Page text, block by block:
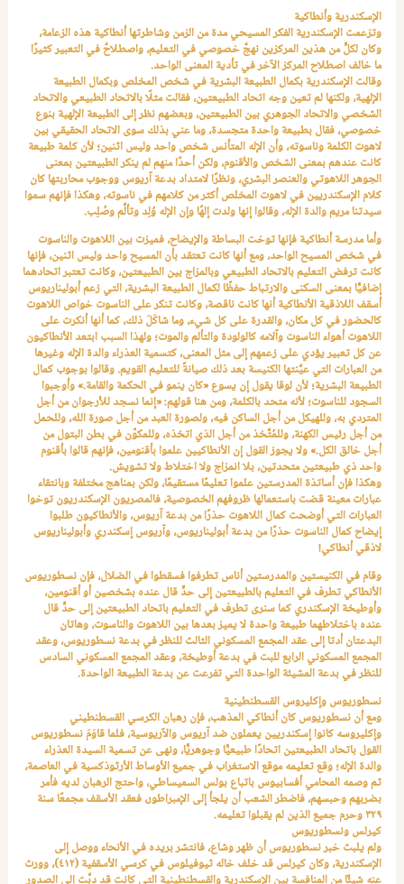
الإسكندرية وأنطاكية
وتزعمت الإسكندرية الفكر المسيحي مدة من الزمن وشاطرتها أنطاكية هذه الزعامة،
وكان لكلٍّ من هذين المركزين نهجٌ خصوصي في التعليم، واصطلاحٌ في التعبير كثيرًا
ما خالف اصطلاح المركز الآخر في تأدية المعنى الواحد.
وقالت الإسكندرية بكمال الطبيعة البشرية في شخص المخلص وبكمال الطبيعة
الإلهية، ولكنها لم تعين وجه اتحاد الطبيعتين، فقالت مثلًا بالاتحاد الطبيعي والاتحاد
الشخصي والاتحاد الجوهري بين الطبيعتين، وبعضهم نظر إلى الطبيعة الإلهية بنوع
خصوصي، فقال بطبيعة واحدة متجسدة، وما عني بذلك سوى الاتحاد الحقيقي بين
لاهوت الكلمة وناسوته، وأن الإله المتأنس شخص واحد وليس اثنين؛ لأن كلمة طبيعة
كانت عندهم بمعنى الشخص والأقنوم، ولكن أحدًا منهم لم ينكر الطبيعتين بمعنى
الجوهر اللاهوتي والعنصر البشري، ونظرًا لامتداد بدعة آريوس ووجوب محاربتها كان
كلام الإسكندريين في لاهوت المخلص أكثر من كلامهم في ناسوته، وهكذا فإنهم سموا
سيدتنا مريم والدة الإله، وقالوا إنها ولدت إلهًا وإن الإله وُلِد وتألَّم وصُلِب.
وأما مدرسة أنطاكية فإنها توخت البساطة والإيضاح، فميزت بين اللاهوت والناسوت
في شخص المسيح الواحد، ومع أنها كانت تعتقد بأن المسيح واحد وليس اثنين، فإنها
كانت ترفض التعليم بالاتحاد الطبيعي وبالمزاج بين الطبيعتين، وكانت تعتبر اتحادهما
إضافيًّا بمعنى السكنى والارتباط حفظًا لكمال الطبيعة البشرية، التي زعم أبوليناريوس
أسقف اللاذقية الأنطاكية أنها كانت ناقصة، وكانت تنكر على الناسوت خواص اللاهوت
كالحضور في كل مكان، والقدرة على كل شيء، وما شاكَلَ ذلك، كما أنها أنكرت على
اللاهوت أهواء الناسوت وآلامه كالولودة والتألم والموت؛ ولهذا السبب ابتعد الأنطاكيون
عن كل تعبير يؤدي على زعمهم إلى مثل المعنى، كتسمية العذراء والدة الإله وغيرها
من العبارات التي عيَّنتها الكنيسة بعد ذلك صيانةً للتعليم القويم. وقالوا بوجوب كمال
الطبيعة البشرية؛ لأن لوقا يقول إن يسوع «كان ينمو في الحكمة والقامة.» وأوجبوا
السجود للناسوت؛ لأنه متحد بالكلمة، ومن هنا قولهم: «إنما نسجد للأرجوان من أجل
المتردي به، وللهيكل من أجل الساكن فيه، ولصورة العبد من أجل صورة الله، وللحمل
من أجل رئيس الكهنة، وللمُتَّخذ من أجل الذي اتخذه، وللمكوَّن في بطن البتول من
أجل خالق الكل.» ولا يجوز القول إن الأنطاكيين علموا بأقنومين، فإنهم قالوا بأقنوم
واحد ذي طبيعتين متحدتين، بلا انمزاج ولا اختلاط ولا تشويش.
وهكذا فإن أساتذة المدرستين علموا تعليمًا مستقيمًا، ولكن بمناهج مختلفة وبانتقاء
عبارات معينة قضت باستعمالها ظروفهم الخصوصية، فالمصريون الإسكندريون توخوا
العبارات التي أوضحت كمال اللاهوت حذرًا من بدعة آريوس، والأنطاكيون طلبوا
إيضاح كمال الناسوت حذرًا من بدعة أبوليناريوس، وآريوس إسكندري وأبوليناريوس
لاذقي أنطاكي!
وقام في الكنيستين والمدرستين أناس تطرفوا فسقطوا في الضلال، فإن نسطوريوس
الأنطاكي تطرف في التعليم بالطبيعتين إلى حدٍّ قال عنده بشخصين أو أقنومين،
وأوطيخة الإسكندري كما سنرى تطرف في التعليم باتحاد الطبيعتين إلى حدٍّ قال
عنده باختلاطهما طبيعة واحدة لا يميز بعدها بين اللاهوت والناسوت، وهاتان
البدعتان أدتا إلى عقد المجمع المسكوني الثالث للنظر في بدعة نسطوريوس، وعقد
المجمع المسكوني الرابع للبت في بدعة أوطيخة، وعقد المجمع المسكوني السادس
للنظر في بدعة المشيئة الواحدة التي تفرعت عن بدعة الطبيعة الواحدة.
نسطوريوس وإكليروس القسطنطينية
ومع أن نسطوريوس كان أنطاكي المذهب، فإن رهبان الكرسي القسطنطيني
وإكليروسه كانوا إسكندريين يعملون ضد آريوس والآريوسية، فلما قاوَمَ نسطوريوس
القول باتحاد الطبيعتين اتحادًا طبيعيًّا وجوهريًّا، ونهى عن تسمية السيدة العذراء
والدة الإله؛ وقع تعليمه موقع الاستغراب في جميع الأوساط الأرثوذكسية في العاصمة،
ثم وصمه المحامي أفسابيوس باتباع بولس السميساطي، واحتج الرهبان لديه فأمر
بضربهم وحبسهم، فاضطر الشعب أن يلجأ إلى الإمبراطور، فعقد الأسقف مجمعًا سنة
٣٢٩ وحرم جميع الذين لم يقبلوا تعليمه.
كيرلس ونسطوريوس
ولم يلبث خبر نسطوريوس أن ظهر وشاع، فانتشر بريده في الأنحاء ووصل إلى
الإسكندرية، وكان كيرلس قد خلف خاله ثيوفيلوس في كرسي الأسقفية (٤١٢)، وورث